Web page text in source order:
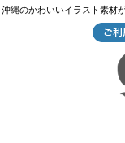
沖縄のかわいいイラスト素材